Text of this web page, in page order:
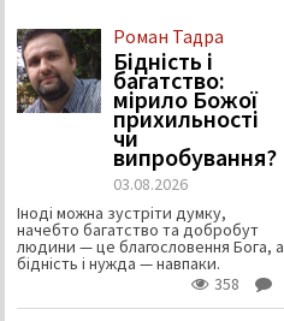
Роман Тадра
Бідність і
багатство:
мірило Божої
прихильності
чи
випробування?
03.08.2026
Іноді можна зустріти думку,
начебто багатство та добробут
людини — це благословення Бога, а
бідність і нужда — навпаки.
358